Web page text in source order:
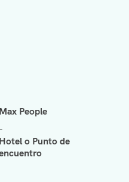
Max People
-
Hotel o Punto de